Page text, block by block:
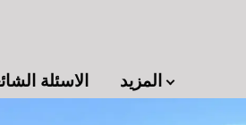
الاسئلة المزيد